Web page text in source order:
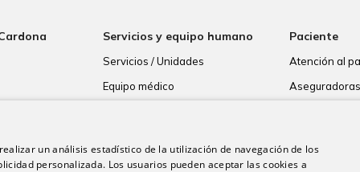
Servicios y equipo humano
Servicios / Unidades
Equipo médico
Paciente
Atención al
Aseguradoras
Paciente
un análisis estadístico de la utilización de navegación de los
personalizada. Los usuarios pueden aceptar las cookies a